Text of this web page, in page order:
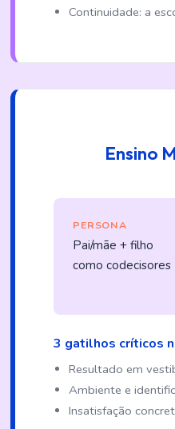
Continuidade: a
Ensino
PERSONA
Pai/mãe + filho
como codecisores
3 gatilhos críticos
Resultado em
Ambiente e
Insatisfação